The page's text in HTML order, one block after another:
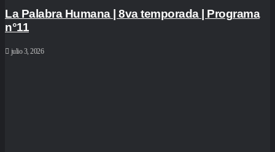
La Palabra Humana | 8va temporada | Programa
n°11
julio 3, 2026